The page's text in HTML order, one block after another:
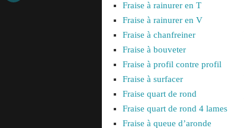
Fraise à rainurer en T
Fraise à rainurer en V
Fraise à chanfreiner
Fraise à bouveter
Fraise à profil contre profil
Fraise à surfacer
Fraise quart de rond
Fraise quart de rond 4 lames
Fraise à queue d’aronde